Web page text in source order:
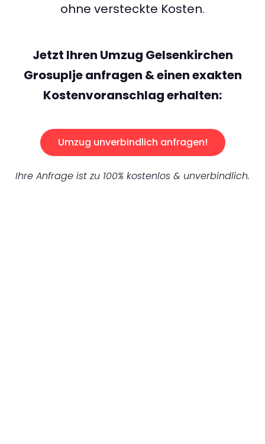
ohne versteckte Kosten.
Jetzt Ihren Umzug Gelsenkirchen
Grosuplje anfragen & einen exakten
Kostenvoranschlag erhalten:
Umzug unverbindlich anfragen!
Ihre Anfrage ist zu 100% kostenlos & unverbindlich.